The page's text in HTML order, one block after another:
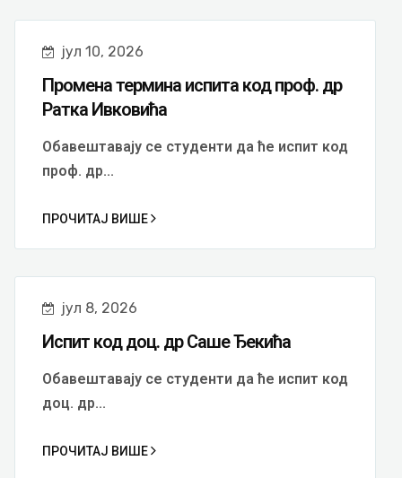
јул 10, 2026
Промена термина испита код проф. др
Ратка Ивковића
Обавештавају се студенти да ће испит код
проф. др...
ПРОЧИТАЈ ВИШЕ
јул 8, 2026
Испит код доц. др Саше Ђекића
Обавештавају се студенти да ће испит код
доц. др...
ПРОЧИТАЈ ВИШЕ